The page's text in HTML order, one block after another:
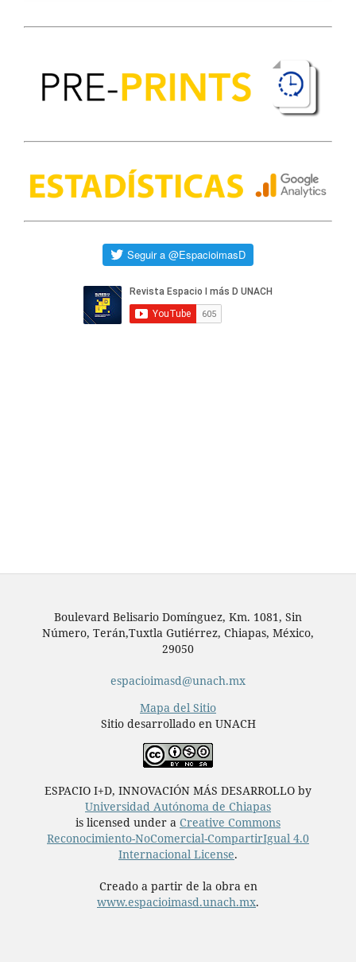
Boulevard Belisario Domínguez, Km. 1081, Sin
Número, Terán,Tuxtla Gutiérrez, Chiapas, México,
29050
espacioimasd@unach.mx
Mapa del Sitio
Sitio desarrollado en UNACH
ESPACIO I+D, INNOVACIÓN MÁS DESARROLLO by
Universidad Autónoma de Chiapas
is licensed under a Creative Commons
Reconocimiento-NoComercial-CompartirIgual 4.0
Internacional License.
Creado a partir de la obra en
www.espacioimasd.unach.mx.